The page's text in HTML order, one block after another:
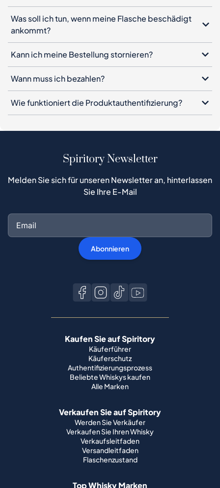
Was soll ich tun, wenn meine Flasche beschädigt
ankommt?
Kann ich meine Bestellung stornieren?
Wann muss ich bezahlen?
Wie funktioniert die Produktauthentifizierung?
Spiritory Newsletter
Melden Sie sich für unseren Newsletter an, hinterlassen
Sie Ihre E-Mail
Abonnieren
Kaufen Sie auf Spiritory
Käuferführer
Käuferschutz
Authentifizierungsprozess
Beliebte Whiskys kaufen
Alle Marken
Verkaufen Sie auf Spiritory
Werden Sie Verkäufer
Verkaufen Sie Ihren Whisky
Verkaufsleitfaden
Versandleitfaden
Flaschenzustand
Top Whisky Marken